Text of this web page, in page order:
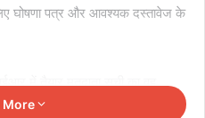
घोषणा पत्र और आवश्यक दस्तावेज के
में तैयार मतदाता सूची का वह
उसके माता-पिता का नाम है। यह
More